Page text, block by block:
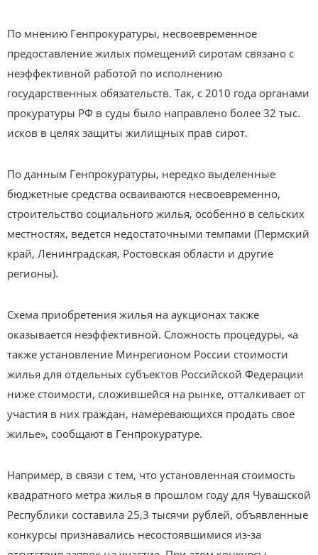
По мнению Генпрокуратуры, несвоевременное
предоставление жилых помещений сиротам связано с
неэффективной работой по исполнению
государственных обязательств. Так, с 2010 года органами
прокуратуры РФ в суды было направлено более 32 тыс.
исков в целях защиты жилищных прав сирот.
По данным Генпрокуратуры, нередко выделенные
бюджетные средства осваиваются несвоевременно,
строительство социального жилья, особенно в сельских
местностях, ведется недостаточными темпами (Пермский
край, Ленинградская, Ростовская области и другие
регионы).
Схема приобретения жилья на аукционах также
оказывается неэффективной. Сложность процедуры, «а
также установление Минрегионом России стоимости
жилья для отдельных субъектов Российской Федерации
ниже стоимости, сложившейся на рынке, отталкивает от
участия в них граждан, намеревающихся продать свое
жилье», сообщают в Генпрокуратуре.
Например, в связи с тем, что установленная стоимость
квадратного метра жилья в прошлом году для Чувашской
Республики составила 25,3 тысячи рублей, объявленные
конкурсы признавались несостоявшимися из-за